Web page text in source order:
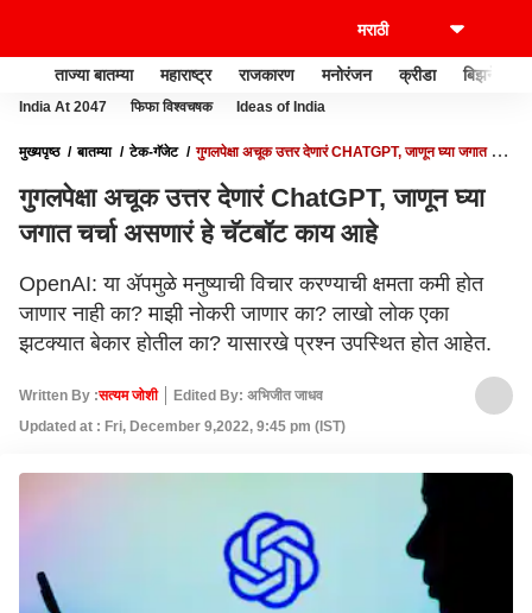
ताज्या बातम्या महाराष्ट्र राजकारण मनोरंजन क्रीडा बिझनेस
India At 2047 फिफा विश्वचषक Ideas of India
मुख्यपृष्ठ बातम्या टेक-गॅजेट
गुगलपेक्षा अचूक उत्तर देणारं CHATGPT, जाणून घ्या जगात चर्चा
गुगलपेक्षा अचूक उत्तर देणारं ChatGPT, जाणून घ्या
जगात चर्चा असणारं हे चॅटबॉट काय आहे
OpenAI: या ॲपमुळे मनुष्याची विचार करण्याची क्षमता कमी होत
जाणार नाही का? माझी नोकरी जाणार का? लाखो लोक एका
झटक्यात बेकार होतील का? यासारखे प्रश्न उपस्थित होत आहेत.
Written By :सत्यम जोशी
Edited By: अभिजीत जाधव
Updated at : Fri, December 9,2022, 9:45 pm (IST)